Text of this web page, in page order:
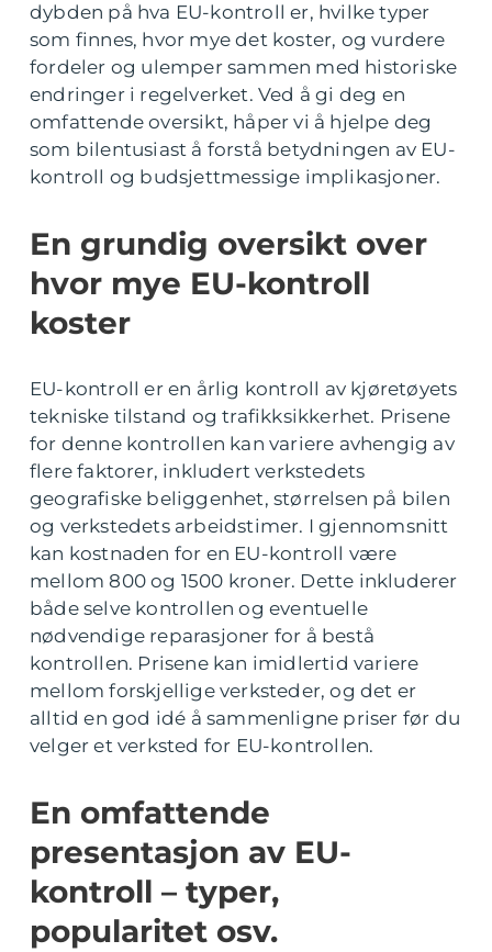
dybden på hva EU-kontroll er, hvilke typer
som finnes, hvor mye det koster, og vurdere
fordeler og ulemper sammen med historiske
endringer i regelverket. Ved å gi deg en
omfattende oversikt, håper vi å hjelpe deg
som bilentusiast å forstå betydningen av EU-
kontroll og budsjettmessige implikasjoner.
En grundig oversikt over
hvor mye EU-kontroll
koster
EU-kontroll er en årlig kontroll av kjøretøyets
tekniske tilstand og trafikksikkerhet. Prisene
for denne kontrollen kan variere avhengig av
flere faktorer, inkludert verkstedets
geografiske beliggenhet, størrelsen på bilen
og verkstedets arbeidstimer. I gjennomsnitt
kan kostnaden for en EU-kontroll være
mellom 800 og 1500 kroner. Dette inkluderer
både selve kontrollen og eventuelle
nødvendige reparasjoner for å bestå
kontrollen. Prisene kan imidlertid variere
mellom forskjellige verksteder, og det er
alltid en god idé å sammenligne priser før du
velger et verksted for EU-kontrollen.
En omfattende
presentasjon av EU-
kontroll – typer,
popularitet osv.